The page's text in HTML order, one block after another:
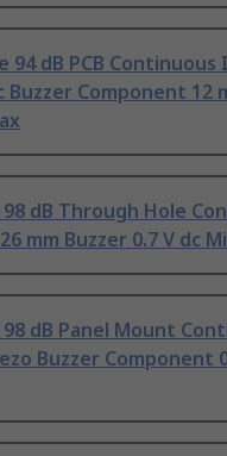
94 dB PCB Continuous
Buzzer Component 12
dB Through Hole
mm Buzzer 0.7 V dc
dB Panel Mount
Buzzer Component